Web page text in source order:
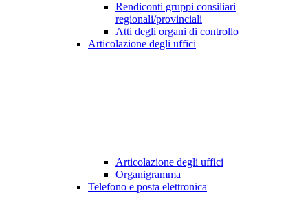
Rendiconti gruppi consiliari
regionali/provinciali
Atti degli organi di controllo
Articolazione degli uffici
Articolazione degli uffici
Organigramma
Telefono e posta elettronica